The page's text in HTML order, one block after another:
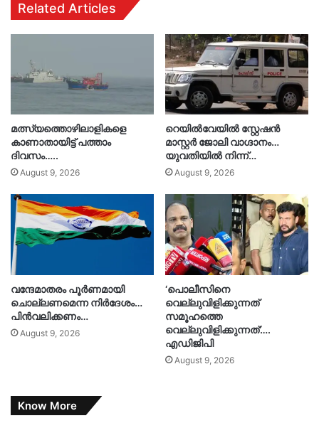
Related Articles
മത്സ്യത്തൊഴിലാളികളെ
കാണാതായിട്ട് പത്താം
ദിവസം…..
August 9, 2026
റെയിൽവേയിൽ സ്റ്റേഷൻ
മാസ്റ്റർ ജോലി വാഗ്ദാനം…
യുവതിയിൽ നിന്ന്…
August 9, 2026
വന്ദേമാതരം പൂർണമായി
ചൊല്ലണമെന്ന നിർദേശം…
പിൻവലിക്കണം…
August 9, 2026
‘പൊലീസിനെ
വെല്ലുവിളിക്കുന്നത്
സമൂഹത്തെ
വെല്ലുവിളിക്കുന്നത്’….
എഡിജിപി
August 9, 2026
Know More